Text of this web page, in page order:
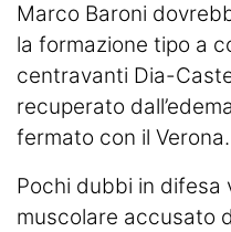
Marco Baroni
la formazione tipo a
centravanti Dia-
recuperato
fermato con il Verona.
Pochi dubbi in difesa
muscolare accusato